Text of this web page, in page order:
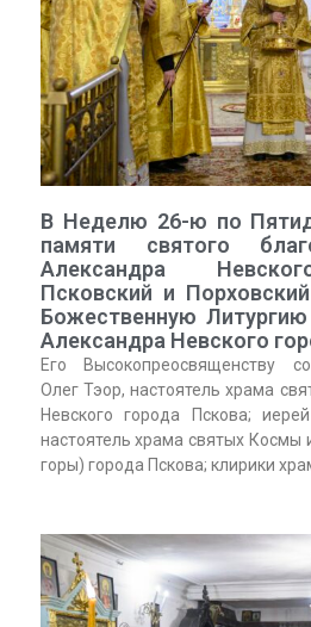
В Неделю 26-ю по
памяти святого
Александра
Псковский и
Божественную
Александра Невского
Его Высокопреосвященству
Олег Тэор, настоятель храма
Невского города Пскова;
настоятель храма святых
горы) города Пскова; клирики